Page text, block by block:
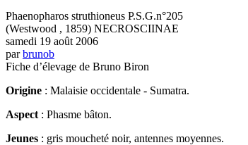
Phaenopharos struthioneus P.S.G.n°205
(Westwood , 1859) NECROSCIINAE
samedi 19 août 2006
parbrunob
Fiche d’élevage de Bruno Biron
Origine : Malaisie occidentale - Sumatra.
Aspect : Phasme bâton.
Jeunes : gris moucheté noir, antennes moyennes.